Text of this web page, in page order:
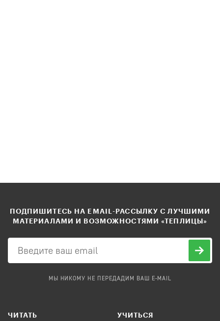
ПОДПИШИТЕСЬ НА EMAIL-РАССЫЛКУ С ЛУЧШИМИ
МАТЕРИАЛАМИ И ВОЗМОЖНОСТЯМИ «ТЕПЛИЦЫ»
МЫ НИКОМУ НЕ ПЕРЕДАДИМ ВАШ E-MAIL
ЧИТАТЬ УЧИТЬСЯ